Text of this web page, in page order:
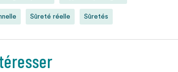
Sûreté réelle Sûretés